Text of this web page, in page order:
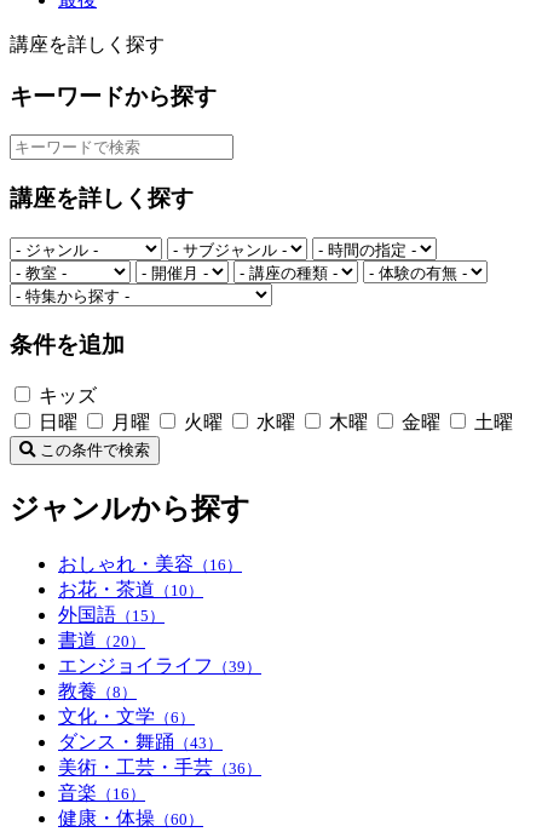
講座を詳しく探す
キーワードから探す
講座を詳しく探す
条件を追加
キッズ
日曜
月曜 火曜 水曜 木曜 金曜 土曜
この条件で検索
ジャンルから探す
おしゃれ・美容 （16）
お花・茶道 （10）
外国語 （15）
書道 （20）
エンジョイライフ （39）
教養 （8）
文化・文学 （6）
ダンス・舞踊 （43）
美術・工芸・手芸 （36）
音楽 （16）
健康・体操 （60）